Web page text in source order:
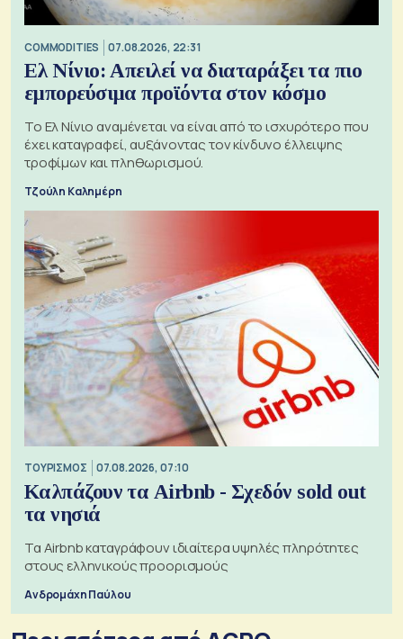
COMMODITIES 07.08.2026, 22:31
Ελ Νίνιο: Απειλεί να διαταράξει τα πιο
εμπορεύσιμα προϊόντα στον κόσμο
Το Ελ Νίνιο αναμένεται να είναι από το ισχυρότερο που
έχει καταγραφεί, αυξάνοντας τον κίνδυνο έλλειψης
τροφίμων και πληθωρισμού.
Τζούλη Καλημέρη
ΤΟΥΡΙΣΜΟΣ 07.08.2026, 07:10
Καλπάζουν τα Airbnb - Σχεδόν sold out
τα νησιά
Τα Airbnb καταγράφουν ιδιαίτερα υψηλές πληρότητες
στους ελληνικούς προορισμούς
Ανδρομάχη Παύλου